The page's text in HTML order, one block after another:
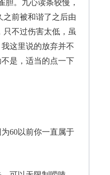
胆。九心读条较慢，
之前被和谐了之后由
不过伤害太低，虽
这里说的放弃并不
是，适当的点一下
60以前你一直属于